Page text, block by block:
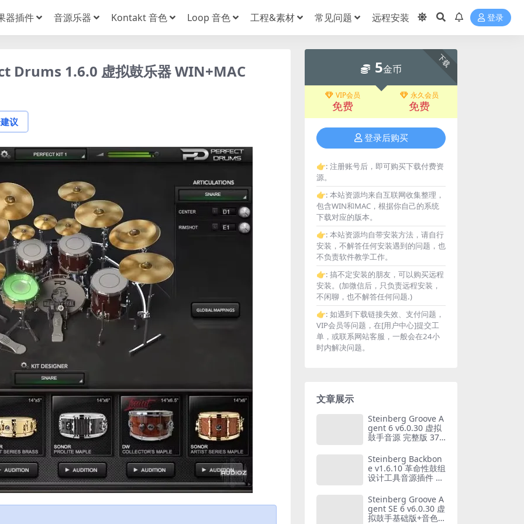
器插件 音源乐器 Kontakt 音色 Loop 音色 工程&素材 常见问题 远程安装 登录
Drums 1.6.0 虚拟鼓乐器 WIN+MAC
议
下载
5金币
VIP会员
免费
永久会员
免费
登录后购买
👉: 注册账号后，即可购买下载付费资
源。
👉: 本站资源均来自互联网收集整理，
包含WIN和MAC，根据你自己的系统
下载对应的版本。
👉: 本站资源均自带安装方法，请自行
安装，不解答任何安装遇到的问题，也
不负责软件教学工作。
👉: 搞不定安装的朋友，可以购买远程
安装。(加微信后，只负责远程安装，
不闲聊，也不解答任何问题.)
👉: 如遇到下载链接失效、支付问题，
VIP会员等问题，在[用户中心]提交工
单，或联系网站客服，一般会在24小
时内解决问题。
文章展示
Steinberg Groove A
gent 6 v6.0.30 虚拟
鼓手音源 完整版 37G
Steinberg Backbon
e v1.6.10 革命性鼓组
设计工具音源插件 W
Steinberg Groove A
gent SE 6 v6.0.30 虚
拟鼓手基础版+音色